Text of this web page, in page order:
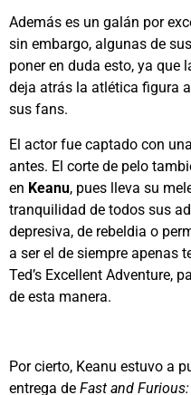
Además es un galán por
sin embargo, algunas de
poner en duda esto, ya que
deja atrás la atlética figura
sus fans.
El actor fue captado con
antes. El corte de pelo
en Keanu, pues lleva su
tranquilidad de todos sus
depresiva, de rebeldia o
a ser el de siempre apenas
Ted’s Excellent Adventure,
de esta manera.
Por cierto, Keanu estuvo a
entrega de Fast and